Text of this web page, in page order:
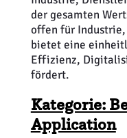
der gesamten
offen für
bietet eine
Effizienz,
fördert.
Kategorie:
Application